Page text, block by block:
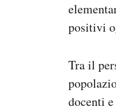
positivi
Tra il
docenti